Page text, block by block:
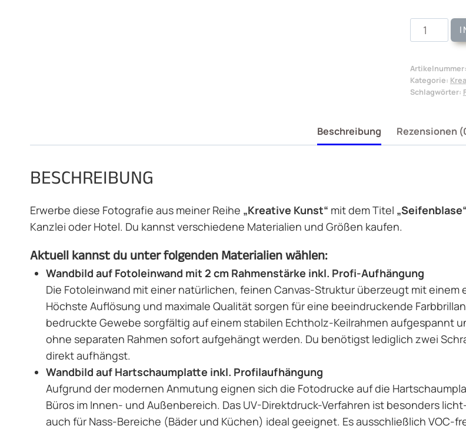
Kreative
Kunst
Menge
Artikelnummer:
Kategorie:
Schlagwörter:
Beschreibung Rezensionen
BESCHREIBUNG
Erwerbe diese Fotografie aus meiner Reihe „Kreative Kunst“ mit dem Titel „Seifenblase“
Kanzlei oder Hotel. Du kannst verschiedene Materialien und Größen kaufen.
Aktuell kannst du unter folgenden Materialien wählen:
Wandbild auf Fotoleinwand mit 2 cm Rahmenstärke inkl. Profi-Aufhängung
Die Fotoleinwand mit einer natürlichen, feinen Canvas-Struktur überzeugt mit
Höchste Auflösung und maximale Qualität sorgen für eine beeindruckende
bedruckte Gewebe sorgfältig auf einem stabilen Echtholz-Keilrahmen aufgespannt
ohne separaten Rahmen sofort aufgehängt werden. Du benötigst lediglich zwei
direkt aufhängst.
Wandbild auf Hartschaumplatte inkl. Profilaufhängung
Aufgrund der modernen Anmutung eignen sich die Fotodrucke auf die
Büros im Innen- und Außenbereich. Das UV-Direktdruck-Verfahren ist besonders
auch für Nass-Bereiche (Bäder und Küchen) ideal geeignet. Es ausschließlich VOC-